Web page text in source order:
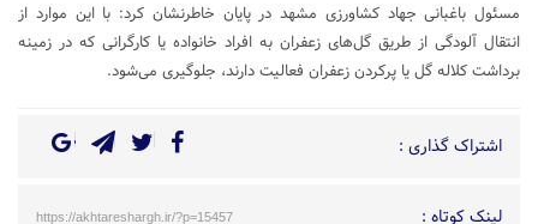
مسئول باغبانی جهاد کشاورزی مشهد در پایان خاطرنشان کرد: با این موارد از
انتقال آلودگی از طریق گل‌های زعفران به افراد خانواده یا کارگرانی که در زمینه
برداشت کلاله گل یا پرکردن زعفران فعالیت دارند، جلوگیری می‌شود.
اشتراک گذاری :
لینک کوتاه : https://akhtareshargh.ir/?p=15457